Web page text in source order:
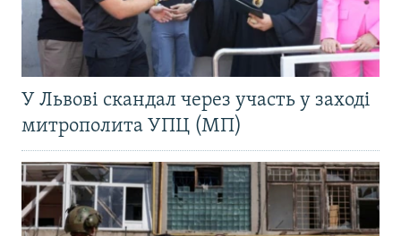
У Львові скандал через участь у заході
митрополита УПЦ (МП)